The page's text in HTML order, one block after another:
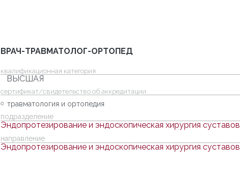
ВРАЧ-ТРАВМАТОЛОГ-ОРТОПЕД
квалификационная категория
ВЫСШАЯ
cертификат/свидетельство об аккредитации
травматология и ортопедия
подразделение
Эндопротезирование и эндоскопическая хирургия суставов
направление
Эндопротезирование и эндоскопическая хирургия суставов